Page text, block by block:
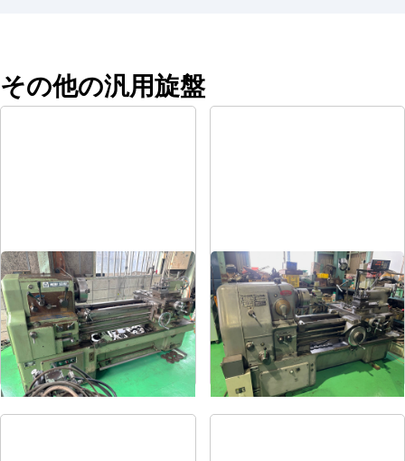
その他の汎用旋盤
8尺旋盤
メーカー 森精機
形 式MS-1250
年 式-
6尺旋盤
メーカー オークマ
形 式LS-800
年 式1986